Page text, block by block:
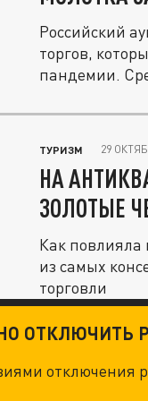
Российский
торгов,
пандемии.
ТУРИЗМ 29
НА
ЗОЛОТЫЕ
Как повлияла
из самых
торговли
ОТКЛЮЧИТЬ